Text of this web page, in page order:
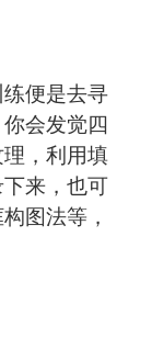
便是去寻
会发觉四
，利用填
来，也可
图法等，